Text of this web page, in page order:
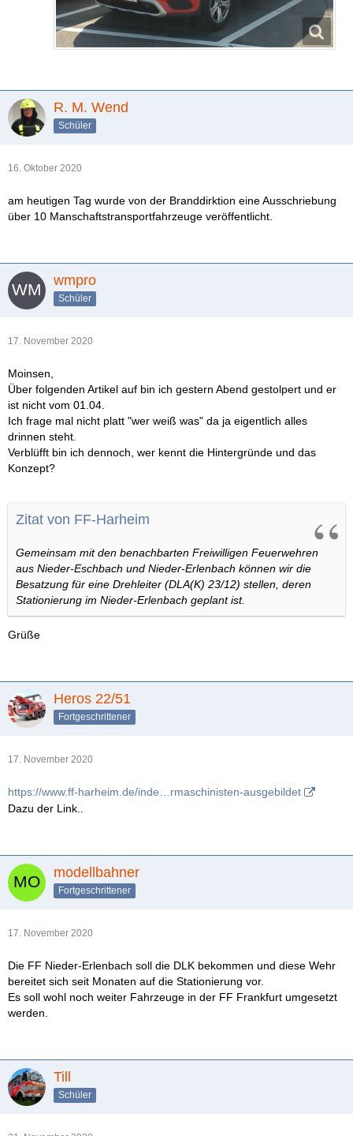
R. M. Wend
Schüler
16. Oktober 2020
am heutigen Tag wurde von der Branddirktion eine Ausschriebung
über 10 Manschaftstransportfahrzeuge veröffentlicht.
wmpro
Schüler
17. November 2020
Moinsen,
Über folgenden Artikel auf bin ich gestern Abend gestolpert und er
ist nicht vom 01.04.
Ich frage mal nicht platt "wer weiß was" da ja eigentlich alles
drinnen steht.
Verblüfft bin ich dennoch, wer kennt die Hintergründe und das
Konzept?
Zitat von FF-Harheim
Gemeinsam mit den benachbarten Freiwilligen Feuerwehren
aus Nieder-Eschbach und Nieder-Erlenbach können wir die
Besatzung für eine Drehleiter (DLA(K) 23/12) stellen, deren
Stationierung im Nieder-Erlenbach geplant ist.
Grüße
Heros 22/51
Fortgeschrittener
17. November 2020
https://www.ff-harheim.de/inde…rmaschinisten-ausgebildet
Dazu der Link..
modellbahner
Fortgeschrittener
17. November 2020
Die FF Nieder-Erlenbach soll die DLK bekommen und diese Wehr
bereitet sich seit Monaten auf die Stationierung vor.
Es soll wohl noch weiter Fahrzeuge in der FF Frankfurt umgesetzt
werden.
Till
Schüler